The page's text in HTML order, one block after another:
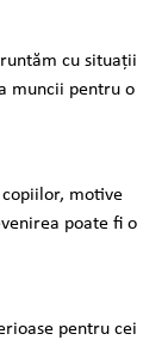
cu situații
muncii pentru o
copiilor, motive
poate fi o
pentru cei